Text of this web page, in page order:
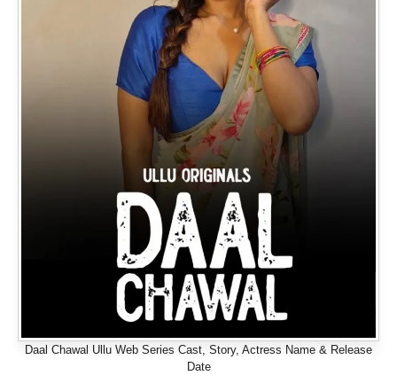
Daal Chawal Ullu Web Series Cast, Story, Actress Name & Release
Date